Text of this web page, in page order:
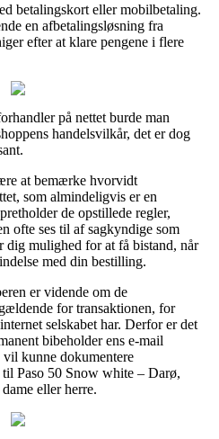
betalingskort eller mobilbetaling.
en afbetalingsløsning fra
efter at klare pengene i flere
på nettet burde man
handelsvilkår, det er dog
at bemærke hvorvidt
som almindeligvis er en
de opstillede regler,
ofte ses til af sagkyndige som
mulighed for at få bistand, når
med din bestilling.
er vidende om de
for transaktionen, for
selskabet har. Derfor er det
bibeholder ens e-mail
kunne dokumentere
Paso 50 Snow white – Darø,
eller herre.